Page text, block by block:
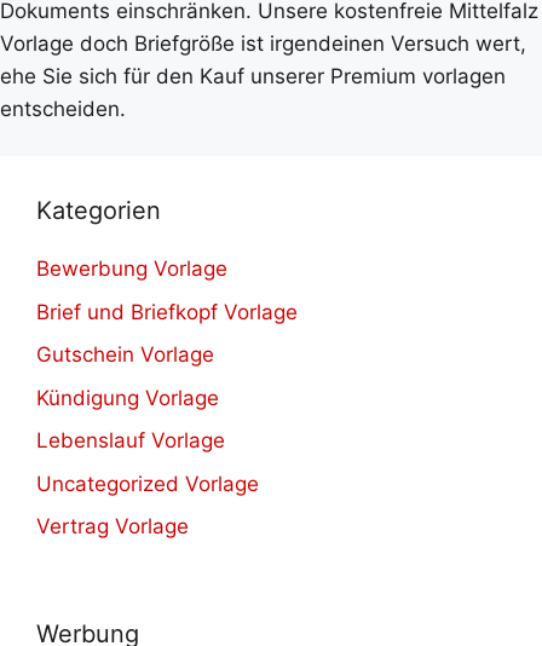
Dokuments einschränken. Unsere kostenfreie Mittelfalz
Vorlage doch Briefgröße ist irgendeinen Versuch wert,
ehe Sie sich für den Kauf unserer Premium vorlagen
entscheiden.
Kategorien
Bewerbung Vorlage
Brief und Briefkopf Vorlage
Gutschein Vorlage
Kündigung Vorlage
Lebenslauf Vorlage
Uncategorized Vorlage
Vertrag Vorlage
Werbung